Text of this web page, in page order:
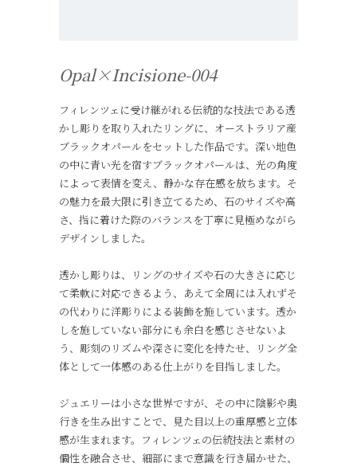
Opal×Incisione-004
フィレンツェに受け継がれる伝統的な技法である透
かし彫りを取り入れたリングに、オーストラリア産
ブラックオパールをセットした作品です。深い地色
の中に青い光を宿すブラックオパールは、光の角度
によって表情を変え、静かな存在感を放ちます。そ
の魅力を最大限に引き立てるため、石のサイズや高
さ、指に着けた際のバランスを丁寧に見極めながら
デザインしました。
透かし彫りは、リングのサイズや石の大きさに応じ
て柔軟に対応できるよう、あえて全周には入れずそ
の代わりに洋彫りによる装飾を施しています。透か
しを施していない部分にも余白を感じさせないよ
う、彫刻のリズムや深さに変化を持たせ、リング全
体として一体感のある仕上がりを目指しました。
ジュエリーは小さな世界ですが、その中に陰影や奥
行きを生み出すことで、見た目以上の重厚感と立体
感が生まれます。フィレンツェの伝統技法と素材の
個性を融合させ、細部にまで意識を行き届かせた、